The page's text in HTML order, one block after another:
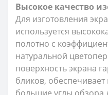
Высокое качество
Для изготовления
используется
полотно с
натуральной
поверхность экрана
бликов,
большие углы обзора